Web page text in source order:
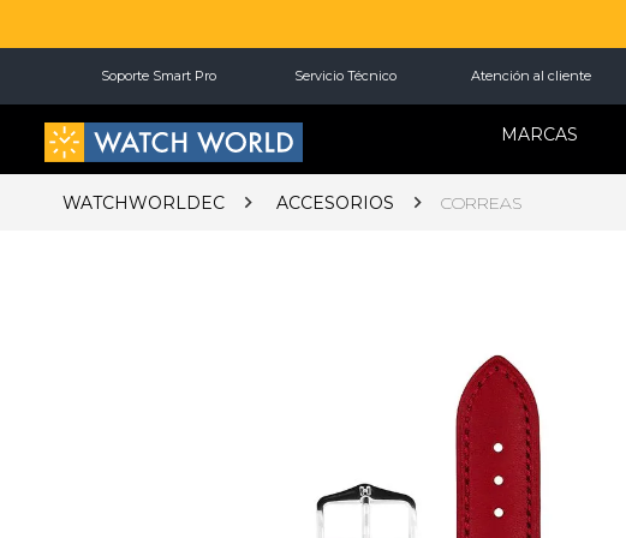
Soporte Smart Pro Servicio Técnico Atención al cliente
MARCAS
WATCHWORLDEC ACCESORIOS CORREAS